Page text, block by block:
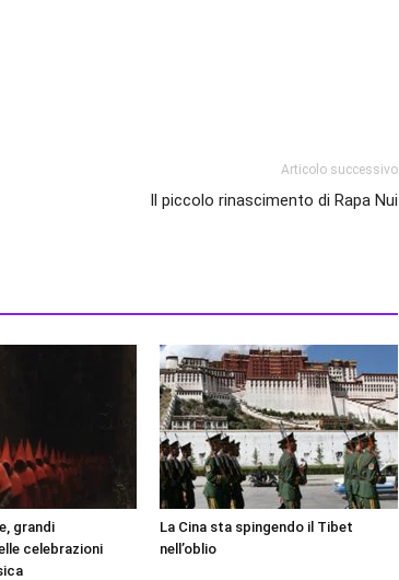
Articolo successivo
Il piccolo rinascimento di Rapa Nui
grandi
celebrazioni
La Cina sta spingendo il Tibet
nell’oblio